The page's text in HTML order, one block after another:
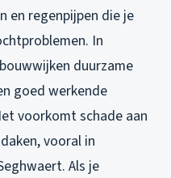
en regenpijpen die je
In
duurzame
goed werkende
voorkomt schade aan
vooral in
Als je